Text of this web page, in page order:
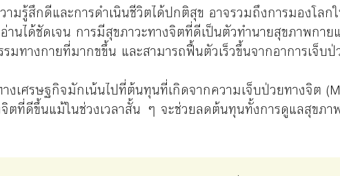
มรู้สึกดีและการดำเนินชีวิตได้ปกติสุข อาจรวมถึงการมองโ
นได้ชัดเจน การมีสุขภาวะทางจิตที่ดีเป็นตัวทำนายสุขภาพกาย
ทางกายที่มากขขึ้น และสามารถฟื้นตัวเร็วขึ้นจากอาการเจ็บป่
งเศรษฐกิจมักเน้นไปที่ต้นทุนที่เกิดจากความเจ็บป่วยทางจิต
ตที่ดีขึ้นแม้ในช่วงเวลาสั้น ๆ จะช่วยลดต้นทุนทั้งการดูแลสุขภ